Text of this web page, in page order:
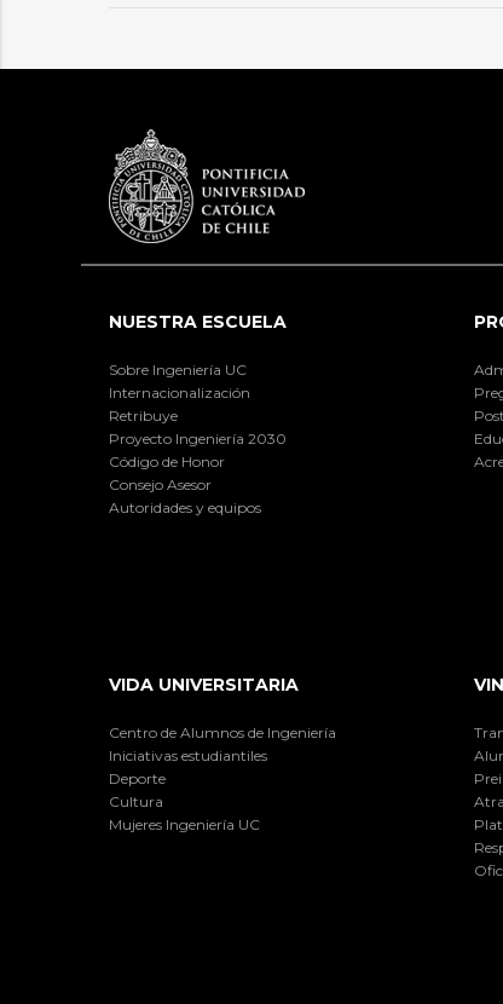
NUESTRA ESCUELA
Sobre Ingeniería UC
Internacionalización
Retribuye
Proyecto Ingeniería 2030
Código de Honor
Consejo Asesor
Autoridades y equipos
VIDA UNIVERSITARIA
Centro de Alumnos de Ingeniería
Iniciativas estudiantiles
Deporte
Cultura
Mujeres Ingeniería UC